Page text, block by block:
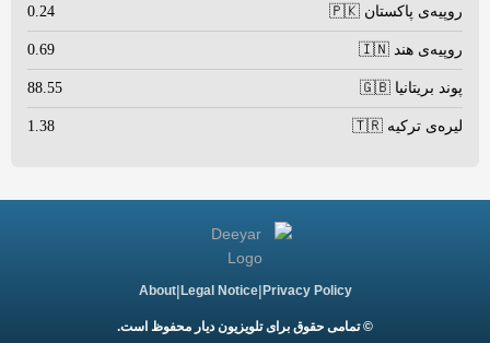
روپیه‌ی پاکستان 🇵🇰 0.24
روپیه‌ی هند 🇮🇳 0.69
پوند بریتانیا 🇬🇧 88.55
لیره‌ی ترکیه 🇹🇷 1.38
Privacy Policy
|
Legal Notice
|
About
© تمامی حقوق برای تلویزیون دیار محفوظ است.